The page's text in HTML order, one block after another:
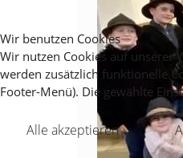
Wir benutzen Cookies
Wir nutzen Cookies auf unserer
werden zusätzlich funktionelle
Footer-Menü). Die gewählte
Alle akzeptieren